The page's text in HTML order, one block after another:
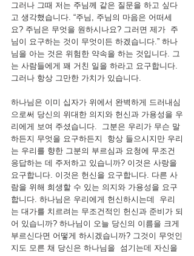
그러나 그때 저는 주님께 같은 질문을 하고 싶다
고 생각했습니다. “주님, 주님의 마음은 어떠세
요? 주님은 무엇을 원하시나요? 그러면 제가  주
님이 요구하는 것이 무엇이든 하겠습니다.” 하나
님을 아는 것은 위험한 약속을 하는 것입니다. 그
는 사람들에게 꽤 거친 일을 하라고 요구합니다.
그러나 항상 그만한 가치가 있습니다.
하나님은 이미 십자가 위에서 완벽하게 드러내심
으로써 당신의 위대한 의지와 헌신과 가용성을 우
리에게 보여 주셨습니다.  그분은 우리가 무슨 말
하든지 무엇을 요구하든지  항상 들으시지만 우리
는 우리를 향한 그분의 부르심과 요청에 무조건
응답하는 데 주저하고 있습니까? 이것은 사랑을
요구합니다. 이것은 헌신을 요구합니다. 다른 사
람을 위해 희생할 수 있는 의지와 가용성을 요구
합니다. 하나님은 우리에게 헌신하시는데  우리
는 대가를 치르려는 무조건적인 헌신과 준비가 되
어 있습니까? 하나님이 오늘 당신의 이름을 크게
부르신다면 어떻게 하시겠습니까? 그것이 무엇인
지도 모른 채 당신은 하나님을  섬기는데 자신을